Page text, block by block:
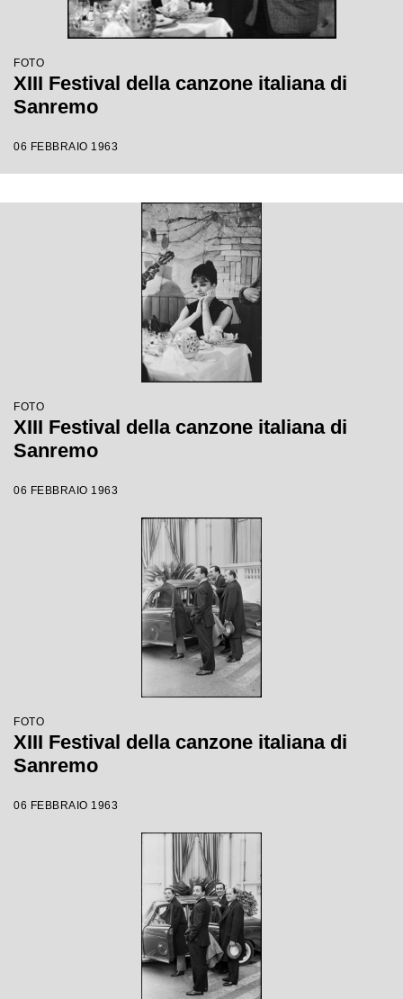
FOTO
XIII Festival della canzone italiana di
Sanremo
06 FEBBRAIO 1963
FOTO
XIII Festival della canzone italiana di
Sanremo
06 FEBBRAIO 1963
FOTO
XIII Festival della canzone italiana di
Sanremo
06 FEBBRAIO 1963